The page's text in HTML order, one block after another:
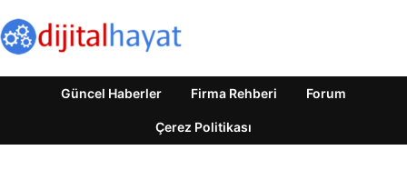
Güncel Haberler Firma Rehberi Forum
Çerez Politikası